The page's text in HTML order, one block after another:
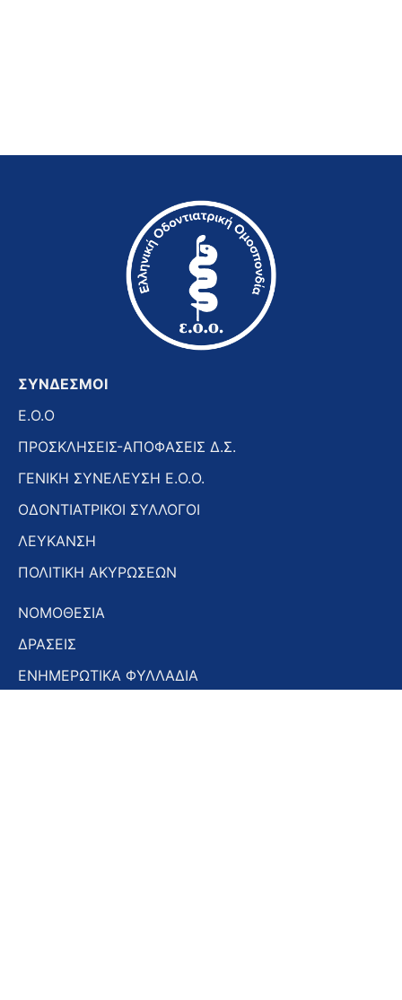
ΣΥΝΔΕΣΜΟΙ
E.O.O
ΠΡΟΣΚΛΗΣΕΙΣ-ΑΠΟΦΑΣΕΙΣ Δ.Σ.
ΓΕΝΙΚΗ ΣΥΝΕΛΕΥΣΗ Ε.Ο.Ο.
ΟΔΟΝΤΙΑΤΡΙΚΟΙ ΣΥΛΛΟΓΟΙ
ΛΕΥΚΑΝΣΗ
ΠΟΛΙΤΙΚΗ ΑΚΥΡΩΣΕΩΝ
ΝΟΜΟΘΕΣΙΑ
ΔΡΑΣΕΙΣ
ΕΝΗΜΕΡΩΤΙΚΑ ΦΥΛΛΑΔΙΑ